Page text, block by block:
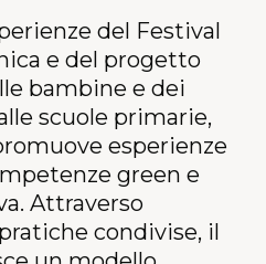
del Festival
e del progetto
bambine e dei
scuole primarie,
esperienze
green e
Attraverso
condivise, il